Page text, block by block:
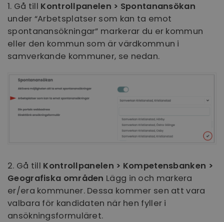
1. Gå till Kontrollpanelen > Spontanansökan
under “Arbetsplatser som kan ta emot
spontanansökningar” markerar du er kommun
eller den kommun som är värdkommun i
samverkande kommuner, se nedan.
2. Gå till Kontrollpanelen > Kompetensbanken >
Geografiska områden Lägg in och markera
er/era kommuner. Dessa kommer sen att vara
valbara för kandidaten när hen fyller i
ansökningsformuläret.